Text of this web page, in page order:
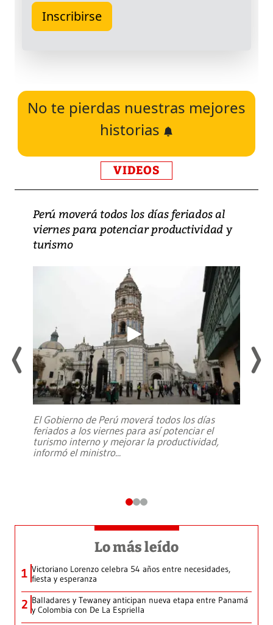
No te pierdas nuestras mejores
historias
VIDEOS
Perú moverá todos los días feriados al
viernes para potenciar productividad y
turismo
El Gobierno de Perú moverá todos los días
feriados a los viernes para así potenciar el
turismo interno y mejorar la productividad,
informó el ministro...
Lo más leído
1 Victoriano Lorenzo celebra 54 años entre necesidades,
fiesta y esperanza
2 Balladares y Tewaney anticipan nueva etapa entre Panamá
y Colombia con De La Espriella